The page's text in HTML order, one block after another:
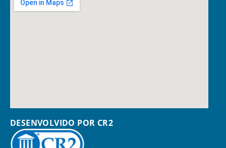
DESENVOLVIDO POR CR2